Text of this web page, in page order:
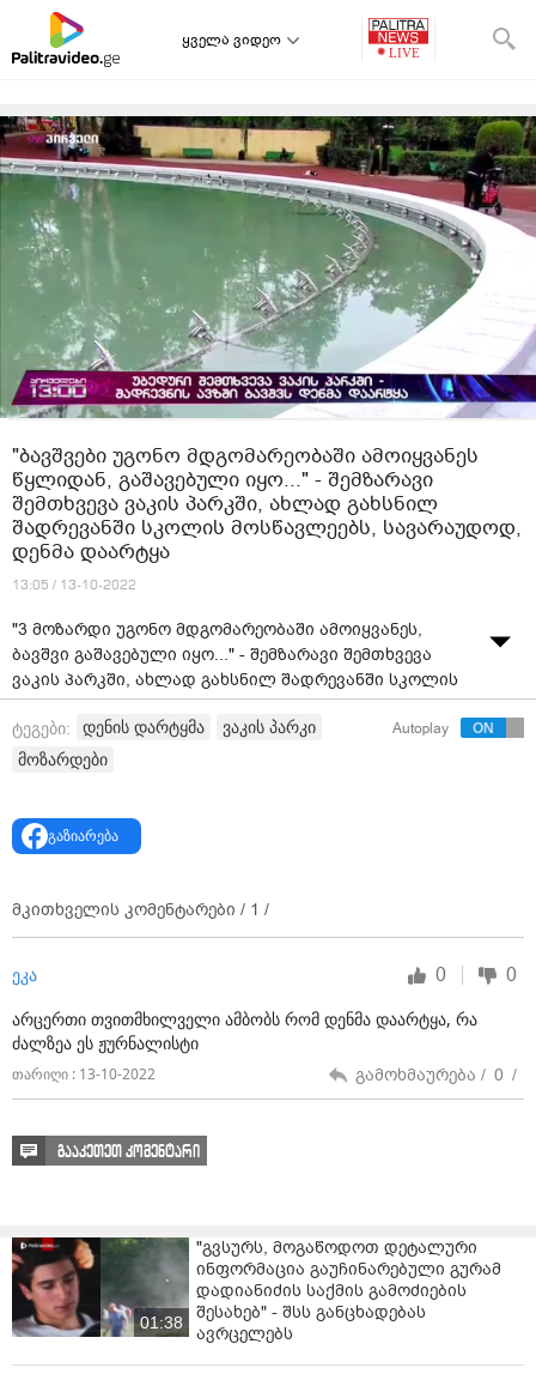
ყველა ვიდეო
"ბავშვები უგონო მდგომარეობაში ამოიყვანეს
წყლიდან, გაშავებული იყო..." - შემზარავი
შემთხვევა ვაკის პარკში, ახლად გახსნილ
შადრევანში სკოლის მოსწავლეებს, სავარაუდოდ,
დენმა დაარტყა
13:05 / 13-10-2022
"3 მოზარდი უგონო მდგომარეობაში ამოიყვანეს,
ბავშვი გაშავებული იყო..." - შემზარავი შემთხვევა
ვაკის პარკში, ახლად გახსნილ შადრევანში სკოლის
მოსწავლეს, სავარაუდოდ, დენმა დაარტყა.
ვიდეო: "ტვ პირველი"
ტეგები: დენის დარტყმა
ვაკის პარკი
მოზარდები
Autoplay
გაზიარება
მკითხველის კომენტარები / 1 /
ეკა 0 0
არცერთი თვითმხილველი ამბობს რომ დენმა დაარტყა, რა
ძალზეა ეს ჟურნალისტი
თარიღი : 13-10-2022 გამოხმაურება / 0 /
გააკეთეთ კომენტარი
01:38
"გვსურს, მოგაწოდოთ დეტალური
ინფორმაცია გაუჩინარებული გურამ
დადიანიძის საქმის გამოძიების
შესახებ" - შსს განცხადებას
ავრცელებს